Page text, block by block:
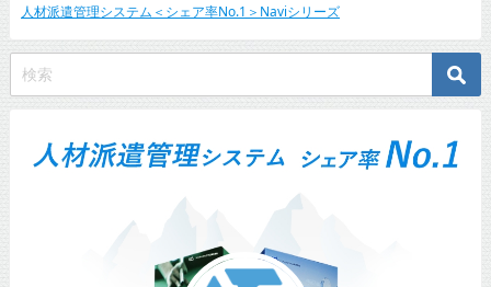
人材派遣管理システム＜シェア率No.1＞Naviシリーズ